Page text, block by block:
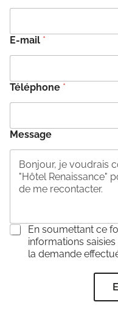
E-mail *
Téléphone *
Message
C
En soumettant ce
informations
la demande